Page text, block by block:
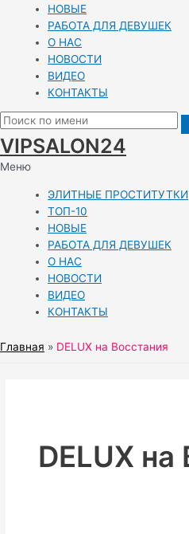
НОВЫЕ
РАБОТА ДЛЯ ДЕВУШЕК
О НАС
НОВОСТИ
ВИДЕО
КОНТАКТЫ
VIPSALON24
Меню
ЭЛИТНЫЕ ПРОСТИТУТКИ
ТОП-10
НОВЫЕ
РАБОТА ДЛЯ ДЕВУШЕК
О НАС
НОВОСТИ
ВИДЕО
КОНТАКТЫ
Главная DELUX на Восстания
DELUX на